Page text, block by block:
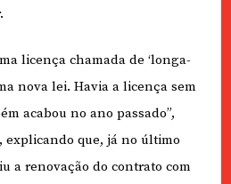
licença chamada de ‘longa-
nova lei. Havia a licença sem
acabou no ano passado”,
explicando que, já no último
a renovação do contrato com